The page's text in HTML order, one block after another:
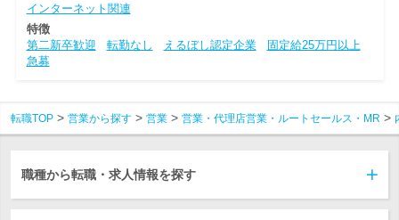
インターネット関連
特徴
第二新卒歓迎
転勤なし えるぼし認定企業
固定給25万円以上
急募
転職TOP 営業から探す 営業 営業・代理店営業・ルートセールス・MR
職種から転職・求人情報を探す